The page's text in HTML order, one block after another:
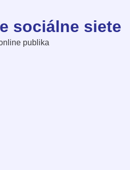
sociálne siete
publika